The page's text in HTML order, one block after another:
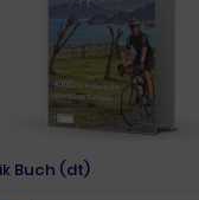
Buch (dt)